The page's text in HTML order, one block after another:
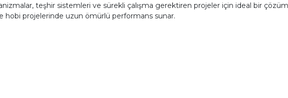
teşhir sistemleri ve sürekli çalışma gerektiren projeler için ideal bir çözüm
hobi projelerinde uzun ömürlü performans sunar.